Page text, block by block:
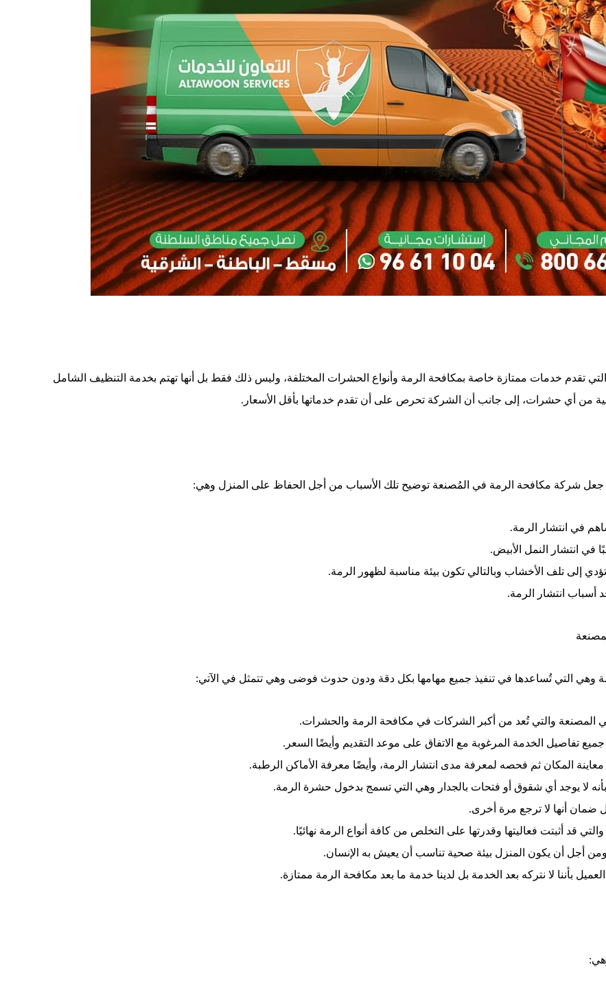
تقدم خدمات ممتازة خاصة بمكافحة الرمة وأنواع الحشرات المختلفة، وليس ذلك فقط بل أنها تهتم بخدمة التنظيف الشامل
من أي حشرات، إلى جانب أن الشركة تحرص على أن تقدم خدماتها بأقل الأسعار.
جعل شركة مكافحة الرمة في المُصنعة توضيح تلك الأسباب من أجل الحفاظ على المنزل وهي:
في انتشار الرمة.
انتشار النمل الأبيض.
إلى تلف الأخشاب وبالتالي تكون بيئة مناسبة لظهور الرمة.
أسباب انتشار الرمة.
وهي التي تُساعدها في تنفيذ جميع مهامها بكل دقة ودون حدوث فوضى وهي تتمثل في الآتي:
المصنعة والتي تُعد من أكبر الشركات في مكافحة الرمة والحشرات.
تفاصيل الخدمة المرغوبة مع الاتفاق على موعد التقديم وأيضًا السعر.
المكان ثم فحصه لمعرفة مدى انتشار الرمة، وأيضًا معرفة الأماكن الرطبة.
بأنه لا يوجد أي شقوق أو فتحات بالجدار وهي التي تسمج بدخول حشرة الرمة.
ضمان أنها لا ترجع مرة أخرى.
قد أثبتت فعاليتها وقدرتها على التخلص من كافة أنواع الرمة نهائيًا.
ومن أجل أن يكون المنزل بيئة صحية تناسب أن يعيش به الإنسان.
بأننا لا نتركه بعد الخدمة بل لدينا خدمة ما بعد مكافحة الرمة ممتازة.